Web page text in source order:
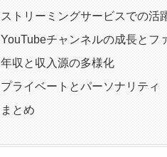
ストリーミングサービスでの活
YouTubeチャンネルの成長とフ
年収と収入源の多様化
プライベートとパーソナリティ
まとめ